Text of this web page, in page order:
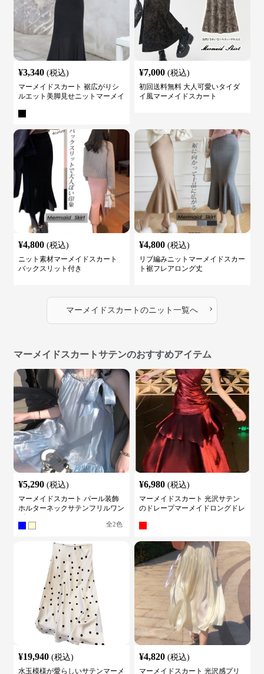
¥3,340 (税込)
マーメイドスカート 裾広がりシ
ルエット美脚見せニットマーメイ
¥7,000 (税込)
初回送料無料 大人可愛いタイダ
イ風マーメイドスカート
¥4,800 (税込)
ニット素材マーメイドスカート
バックスリット付き
¥4,800 (税込)
リブ編みニットマーメイドスカー
ト裾フレアロング丈
マーメイドスカート のニット 一覧へ ›
マーメイドスカートサテンのおすすめアイテム
¥5,290 (税込)
マーメイドスカート パール装飾
ホルターネックサテンフリルワン
全2色
¥6,980 (税込)
マーメイドスカート 光沢サテン
のドレープマーメイドロングドレ
¥19,940 (税込)
水玉模様が愛らしいサテンマーメ
¥4,820 (税込)
マーメイドスカート 光沢感プリ